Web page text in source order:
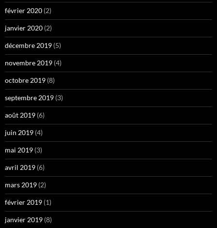
février 2020 (2)
janvier 2020 (2)
décembre 2019 (5)
novembre 2019 (4)
octobre 2019 (8)
septembre 2019 (3)
août 2019 (6)
juin 2019 (4)
mai 2019 (3)
avril 2019 (6)
mars 2019 (2)
février 2019 (1)
janvier 2019 (8)